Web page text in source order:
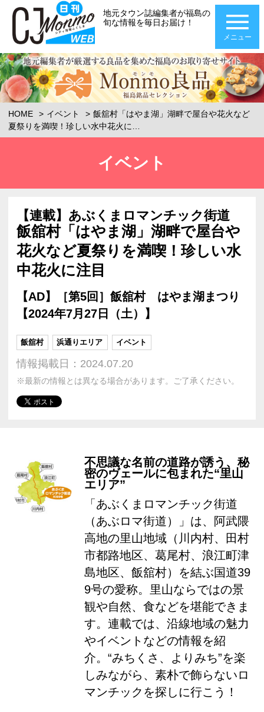
地元タウン誌編集者が福島の
旬な情報を毎日お届け！
メニュー
HOME イベント
飯舘村「はやま湖」湖畔で屋台や花火など
夏祭りを満喫！珍しい水中花火に…
イベント
【連載】あぶくまロマンチック街道
飯舘村「はやま湖」湖畔で屋台や
花火など夏祭りを満喫！珍しい水
中花火に注目
【AD】［第5回］飯舘村 はやま湖まつり
【2024年7月27日（土）】
飯舘村 浜通りエリア イベント
情報掲載日：2024.07.20
※最新の情報とは異なる場合があります。ご了承ください。
不思議な名前の道路が誘う、秘
密のヴェールに包まれた“里山
エリア”
「あぶくまロマンチック街道
（あぶロマ街道）」は、阿武隈
高地の里山地域（川内村、田村
市都路地区、葛尾村、浪江町津
島地区、飯舘村）を結ぶ国道39
9号の愛称。里山ならではの景
観や自然、食などを堪能できま
す。連載では、沿線地域の魅力
やイベントなどの情報を紹
介。“みちくさ、よりみち”を楽
しみながら、素朴で飾らないロ
マンチックを探しに行こう！